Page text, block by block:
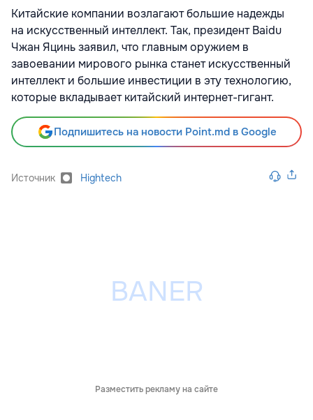
Китайские компании возлагают большие надежды
на искусственный интеллект. Так, президент Baidu
Чжан Яцинь заявил, что главным оружием в
завоевании мирового рынка станет искусственный
интеллект и большие инвестиции в эту технологию,
которые вкладывает китайский интернет-гигант.
Подпишитесь на новости Point.md в Google
Источник Hightech
Разместить рекламу на сайте